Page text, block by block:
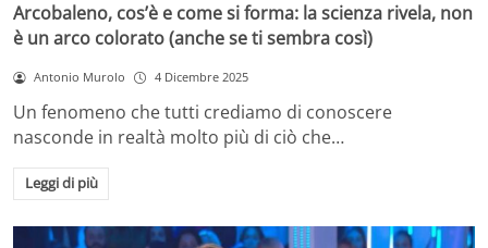
Arcobaleno, cos’è e come si forma: la scienza rivela, non
è un arco colorato (anche se ti sembra così)
Antonio Murolo 4 Dicembre 2025
Un fenomeno che tutti crediamo di conoscere
nasconde in realtà molto più di ciò che…
Leggi di più